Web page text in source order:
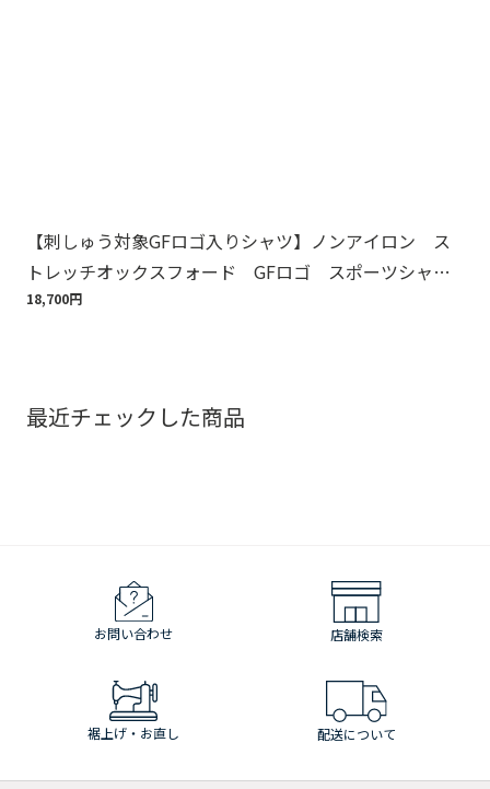
【刺しゅう対象GFロゴ入りシャツ】ノンアイロン ス
トレッチオックスフォード GFロゴ スポーツシャ
ツ Regular Fit
18,700円
最近チェックした商品
お問い合わせ 店舗検索
裾上げ・お直し 配送について